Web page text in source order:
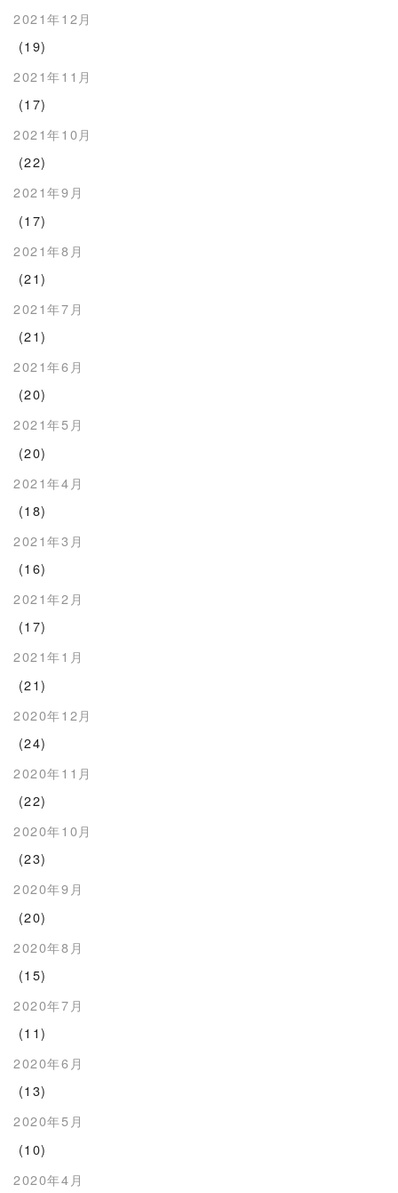
2021年12月
(19)
2021年11月
(17)
2021年10月
(22)
2021年9月
(17)
2021年8月
(21)
2021年7月
(21)
2021年6月
(20)
2021年5月
(20)
2021年4月
(18)
2021年3月
(16)
2021年2月
(17)
2021年1月
(21)
2020年12月
(24)
2020年11月
(22)
2020年10月
(23)
2020年9月
(20)
2020年8月
(15)
2020年7月
(11)
2020年6月
(13)
2020年5月
(10)
2020年4月